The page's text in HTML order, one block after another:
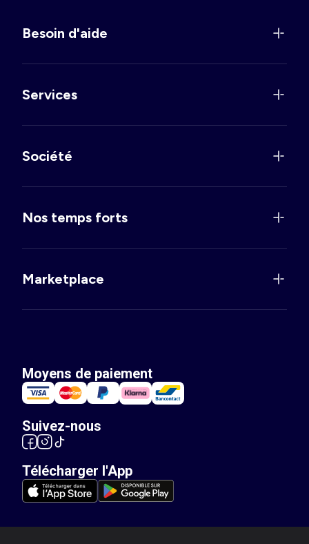
Besoin d'aide
Services
Société
Nos temps forts
Marketplace
Moyens de paiement
Suivez-nous
Télécharger l'App